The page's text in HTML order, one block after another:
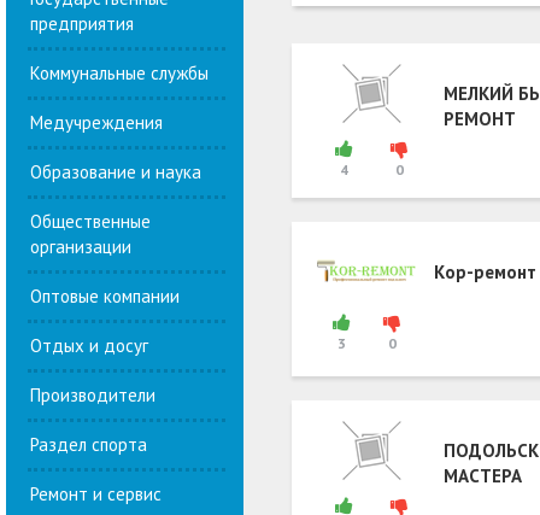
предприятия
Коммунальные службы
Медучреждения
Образование и наука
Общественные
организации
Оптовые компании
Отдых и досуг
Производители
Раздел спорта
Ремонт и сервис
4 0
МЕЛКИЙ
РЕМОНТ
3 0
Кор-ремонт
МАСТЕРА